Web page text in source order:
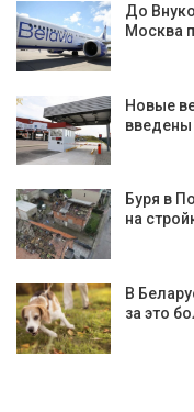
До
Москва
Новые
введены
Буря в
на
В
за это